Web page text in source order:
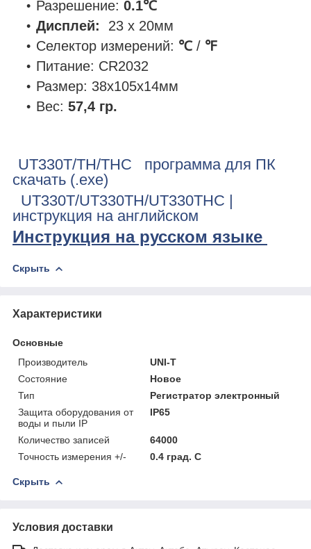
Разрешение: 0.1℃
Дисплей: 23 x 20мм
Селектор измерений: ℃/ ℉
Питание: CR2032
Размер: 38x105x14мм
Вес: 57,4 гр.
UT330T/TH/THC программа для ПК
скачать (.exe)
UT330T/UT330TH/UT330THC |
инструкция на английском
Инструкция на русском языке
Скрыть
Характеристики
Основные
Производитель
UNI-T
Состояние
Новое
Тип
Регистратор электронный
Защита оборудования от
воды и пыли IP
IP65
Количество записей
64000
Точность измерения +/-
0.4 град. C
Скрыть
Условия доставки